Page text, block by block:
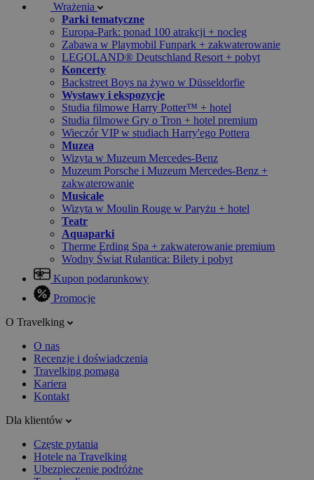
Wrażenia
Parki tematyczne
Europa-Park: ponad 100 atrakcji + nocleg
Zabawa w Playmobil Funpark + zakwaterowanie
LEGOLAND® Deutschland Resort + pobyt
Koncerty
Backstreet Boys na żywo w Düsseldorfie
Wystawy i ekspozycje
Studia filmowe Harry Potter™ + hotel
Studia filmowe Gry o Tron + hotel premium
Wieczór VIP w studiach Harry'ego Pottera
Muzea
Wizyta w Muzeum Mercedes-Benz
Muzeum Porsche i Muzeum Mercedes-Benz +
zakwaterowanie
Musicale
Wizyta w Moulin Rouge w Paryżu + hotel
Teatr
Aquaparki
Therme Erding Spa + zakwaterowanie premium
Wodny Świat Rulantica: Bilety i pobyt
Kupon podarunkowy
Promocje
O Travelking
O nas
Recenzje i doświadczenia
Travelking pomaga
Kariera
Kontakt
Dla klientów
Częste pytania
Hotele na Travelking
Ubezpieczenie podróżne